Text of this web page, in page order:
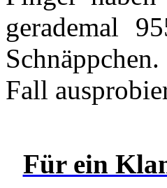
gerademal
Fall
Für ein